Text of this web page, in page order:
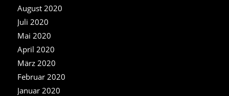
August 2020
Juli 2020
Mai 2020
April 2020
März 2020
Februar 2020
Januar 2020